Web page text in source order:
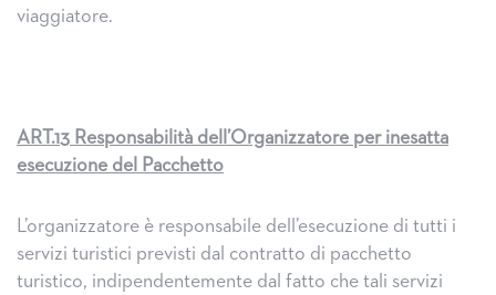
viaggiatore.
ART.13 Responsabilità dell’Organizzatore per inesatta
esecuzione del Pacchetto
L’organizzatore è responsabile dell’esecuzione di tutti i
servizi turistici previsti dal contratto di pacchetto
turistico, indipendentemente dal fatto che tali servizi